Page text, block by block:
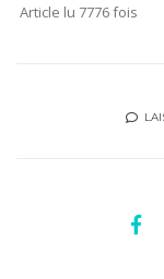
Article lu 7776 fois